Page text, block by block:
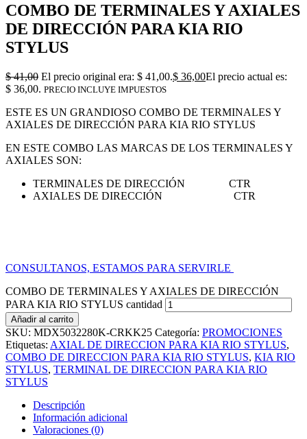
COMBO DE TERMINALES Y AXIALES
DE DIRECCIÓN PARA KIA RIO
STYLUS
$41,00 El precio original era: $ 41,00.$ 36,00El precio actual es:
$ 36,00. PRECIO INCLUYE IMPUESTOS
ESTE ES UN GRANDIOSO COMBO DE TERMINALES Y
AXIALES DE DIRECCIÓN PARA KIA RIO STYLUS
EN ESTE COMBO LAS MARCAS DE LOS TERMINALES Y
AXIALES SON:
TERMINALES DE DIRECCIÓN CTR
AXIALES DE DIRECCIÓN CTR
CONSULTANOS, ESTAMOS PARA SERVIRLE
COMBO DE TERMINALES Y AXIALES DE DIRECCIÓN
PARA KIA RIO STYLUS cantidad
Añadir al carrito
SKU: MDX5032280K-CRKK25 Categoría: PROMOCIONES
Etiquetas: AXIAL DE DIRECCION PARA KIA RIO STYLUS,
COMBO DE DIRECCION PARA KIA RIO STYLUS, KIA RIO
STYLUS, TERMINAL DE DIRECCION PARA KIA RIO
STYLUS
Descripción
Información adicional
Valoraciones (0)